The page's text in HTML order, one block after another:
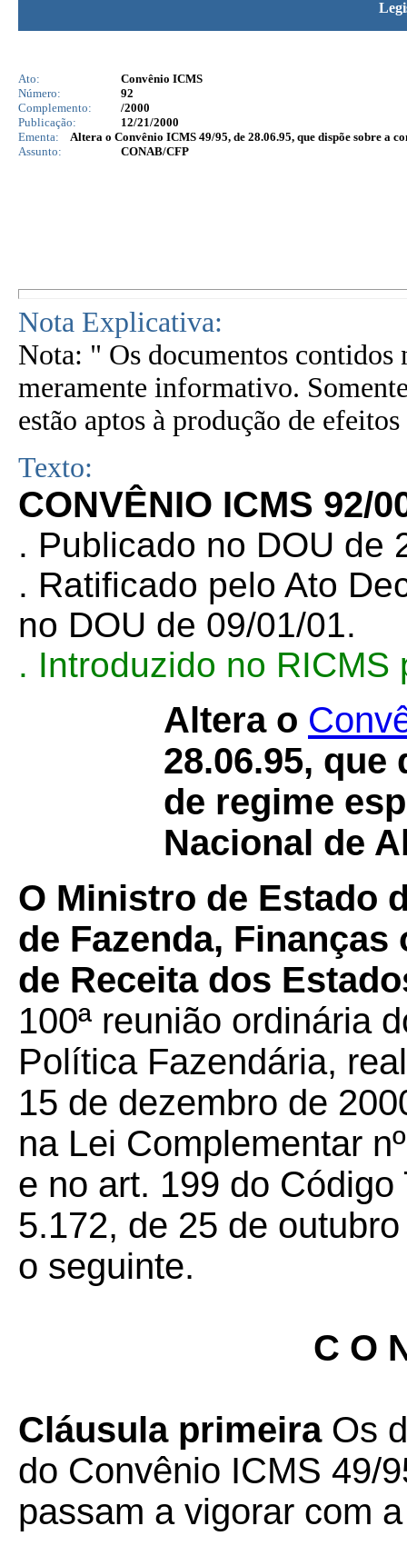
Ato:
Convênio ICMS
Número:
92
Complemento:
/2000
Publicação:
12/21/2000
Ementa:
Altera o Convênio ICMS 49/95, de 28.06.95, que dispõe sobre a
Assunto:
CONAB/CFP
Nota Explicativa:
Nota: " Os documentos contidos
meramente informativo.
estão aptos à produção de
Texto:
CONVÊNIO ICMS 92/
. Publicado no DOU de
. Ratificado pelo Ato
no DOU de 09/01/01.
. Introduzido no RICMS
Altera o
28.06.95,
de regime
Nacional de
O Ministro de Estado
de Fazenda,
de Receita dos
100ª reunião ordinária
Política Fazendária,
15 de dezembro de
na Lei Complementar
e no art. 199 do
5.172, de 25 de
o seguinte.
C O
Cláusula primeiraOs
do Convênio ICMS 49/
passam a vigorar com